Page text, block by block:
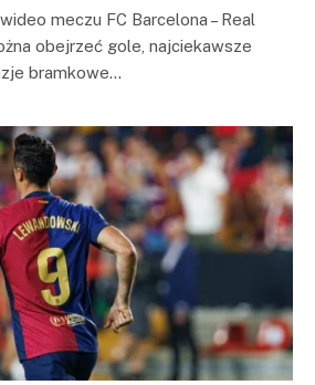
meczu FC Barcelona – Real
obejrzeć gole, najciekawsze
bramkowe…